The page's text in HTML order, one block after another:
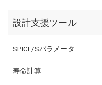
設計支援ツール
SPICE/Sパラメータ
寿命計算